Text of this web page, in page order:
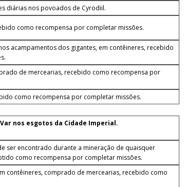
diárias nos povoados de Cyrodiil.
como recompensa por completar missões.
acampamentos dos gigantes, em contêineres, recebido
de mercearias, recebido como recompensa por
como recompensa por completar missões.
nos esgotos da Cidade Imperial.
ser encontrado durante a mineração de quaisquer
como recompensa por completar missões.
contêineres, comprado de mercearias, recebido como